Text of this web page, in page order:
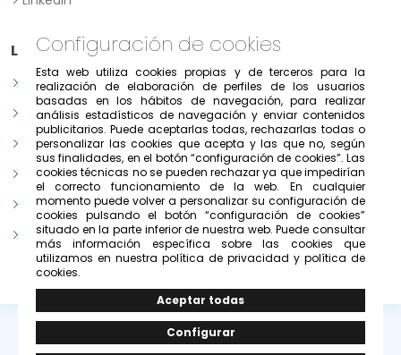
Legal
Aviso legal
Política de Privacidad
Política de consentimiento previo, expreso e informado
Condiciones de uso del portal
Política de cookies
Configurar cookies
© Copyright 2026 -Grupo Solivesa
Configuración de cookies
Esta web utiliza cookies propias y de terceros para la
realización de elaboración de perfiles de los usuarios
basadas en los hábitos de navegación, para realizar
análisis estadísticos de navegación y enviar contenidos
publicitarios. Puede aceptarlas todas, rechazarlas todas o
personalizar las cookies que acepta y las que no, según
sus finalidades, en el botón “configuración de cookies”. Las
cookies técnicas no se pueden rechazar ya que impedirían
el correcto funcionamiento de la web. En cualquier
momento puede volver a personalizar su configuración de
cookies pulsando el botón “configuración de cookies”
situado en la parte inferior de nuestra web. Puede consultar
más información específica sobre las cookies que
utilizamos en nuestra política de privacidad y política de
cookies.